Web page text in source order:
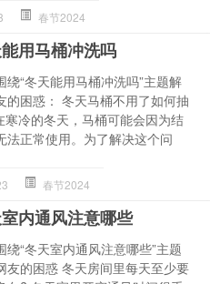
春节2024
用马桶冲洗吗
绕“冬天能用马桶冲洗吗”主题解
的困惑： 冬天马桶不用了如何抽
寒冷的冬天，马桶可能会因为结
法正常使用。为了解决这个问
春节2024
内通风注意哪些
绕“冬天室内通风注意哪些”主题
友的困惑 冬天房间里每天至少要